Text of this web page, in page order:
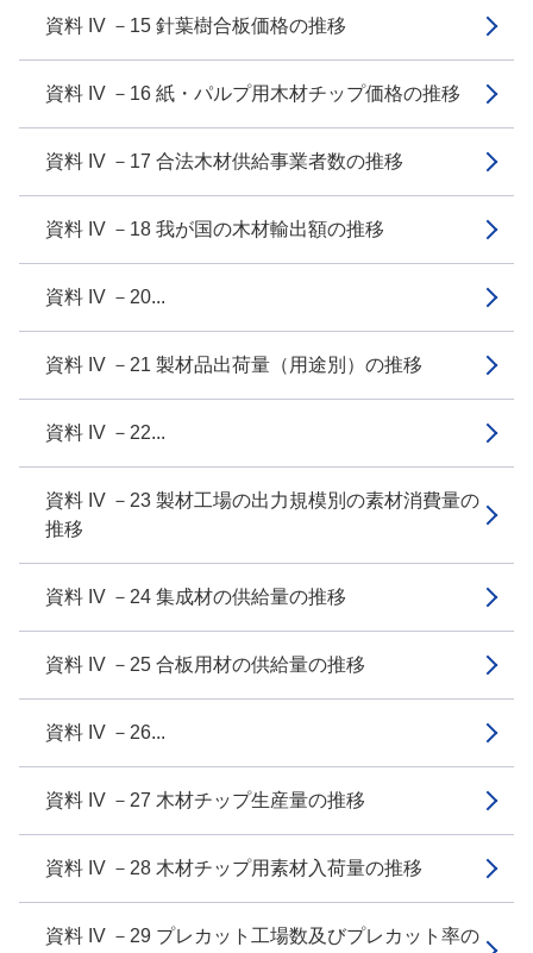
資料 IV －15 針葉樹合板価格の推移
資料 IV －16 紙・パルプ用木材チップ価格の推移
資料 IV －17 合法木材供給事業者数の推移
資料 IV －18 我が国の木材輸出額の推移
資料 IV －20...
資料 IV －21 製材品出荷量（用途別）の推移
資料 IV －22...
資料 IV －23 製材工場の出力規模別の素材消費量の
推移
資料 IV －24 集成材の供給量の推移
資料 IV －25 合板用材の供給量の推移
資料 IV －26...
資料 IV －27 木材チップ生産量の推移
資料 IV －28 木材チップ用素材入荷量の推移
資料 IV －29 プレカット工場数及びプレカット率の